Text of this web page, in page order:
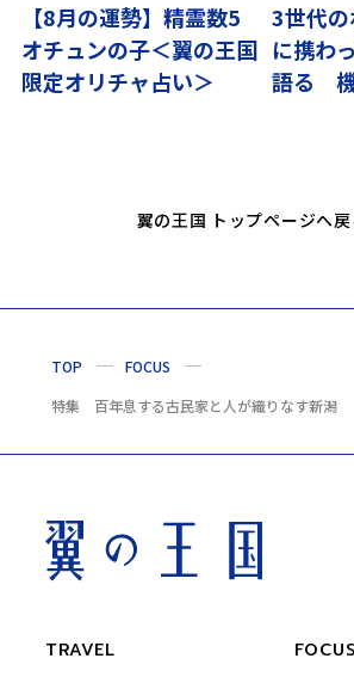
【8月の運勢】精霊数5
オチュンの子＜翼の王国
限定オリチャ占い＞
3世代
に携わ
語る 機
受領の
翼の王国 トップページへ戻
TOP
FOCUS
特集 百年息する古民家と人が織りなす新潟
TRAVEL FOCUS